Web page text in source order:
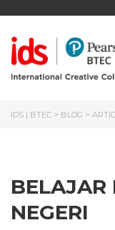
IDS | BTEC > BLOG >
BELAJAR
NEGERI